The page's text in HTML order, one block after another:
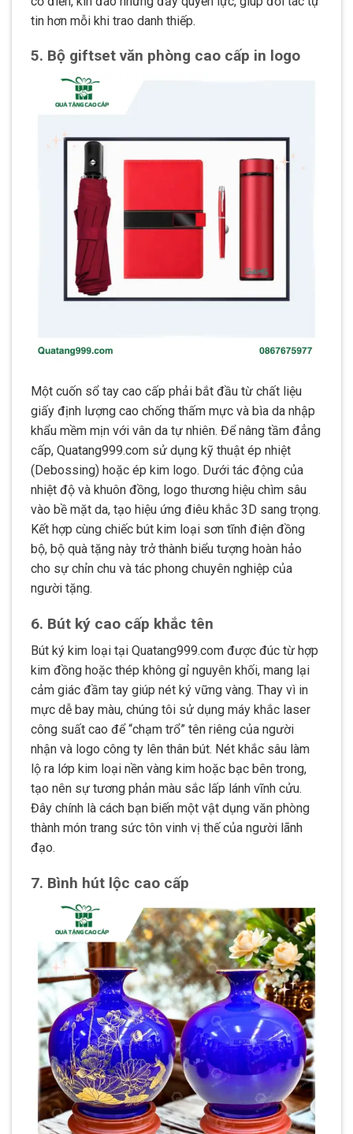
tin hơn mỗi khi trao danh thiếp.
5. Bộ giftset văn phòng cao cấp in logo
Một cuốn sổ tay cao cấp phải bắt đầu từ chất liệu
giấy định lượng cao chống thấm mực và bìa da nhập
khẩu mềm mịn với vân da tự nhiên. Để nâng tầm đẳng
cấp, Quatang999.com sử dụng kỹ thuật ép nhiệt
(Debossing) hoặc ép kim logo. Dưới tác động của
nhiệt độ và khuôn đồng, logo thương hiệu chìm sâu
vào bề mặt da, tạo hiệu ứng điêu khắc 3D sang trọng.
Kết hợp cùng chiếc bút kim loại sơn tĩnh điện đồng
bộ, bộ quà tặng này trở thành biểu tượng hoàn hảo
cho sự chỉn chu và tác phong chuyên nghiệp của
người tặng.
6. Bút ký cao cấp khắc tên
Bút ký kim loại tại Quatang999.com được đúc từ hợp
kim đồng hoặc thép không gỉ nguyên khối, mang lại
cảm giác đầm tay giúp nét ký vững vàng. Thay vì in
mực dễ bay màu, chúng tôi sử dụng máy khắc laser
công suất cao để “chạm trổ” tên riêng của người
nhận và logo công ty lên thân bút. Nét khắc sâu làm
lộ ra lớp kim loại nền vàng kim hoặc bạc bên trong,
tạo nên sự tương phản màu sắc lấp lánh vĩnh cửu.
Đây chính là cách bạn biến một vật dụng văn phòng
thành món trang sức tôn vinh vị thế của người lãnh
đạo.
7. Bình hút lộc cao cấp